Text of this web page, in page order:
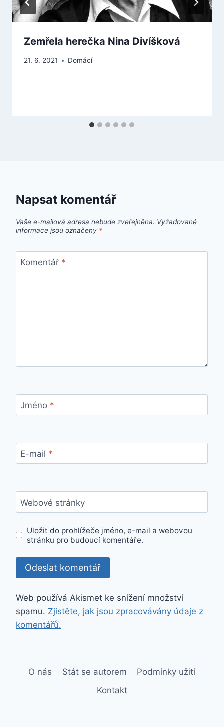
Zemřela herečka Nina Divíšková
21. 6. 2021 Domácí
Napsat komentář
Vaše e-mailová adresa nebude zveřejněna. Vyžadované
informace jsou označeny *
Komentář *
Jméno *
E-mail *
Webové stránky
Uložit do prohlížeče jméno, e-mail a webovou
stránku pro budoucí komentáře.
Web používá Akismet ke snížení množství
spamu. Zjistěte, jak jsou zpracovávány údaje z
komentářů.
O nás Stát se autorem
Podmínky užití
Kontakt